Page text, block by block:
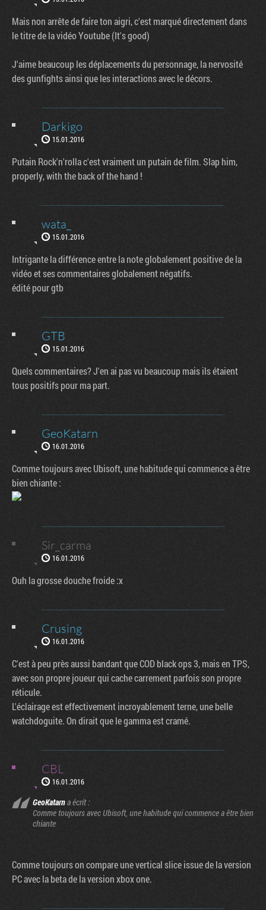
Mais non arrête de faire ton aigri, c'est marqué directement dans
le titre de la vidéo Youtube (It's good)
J'aime beaucoup les déplacements du personnage, la nervosité
des gunfights ainsi que les interactions avec le décors.
Darkigo
15.01.2016
Putain Rock'n'rolla c'est vraiment un putain de film. Slap him,
properly, with the back of the hand !
wata_
15.01.2016
Intrigante la différence entre la note globalement positive de la
vidéo et ses commentaires globalement négatifs.
édité pour gtb
GTB
15.01.2016
Quels commentaires? J'en ai pas vu beaucoup mais ils étaient
tous positifs pour ma part.
GeoKatarn
16.01.2016
Comme toujours avec Ubisoft, une habitude qui commence a être
bien chiante :
Sir_carma
16.01.2016
Ouh la grosse douche froide :x
Crusing
16.01.2016
C'est à peu près aussi bandant que COD black ops 3, mais en TPS,
avec son propre joueur qui cache carrement parfois son propre
réticule.
L'éclairage est effectivement incroyablement terne, une belle
watchdoguite. On dirait que le gamma est cramé.
CBL
16.01.2016
GeoKatarna écrit :
Comme toujours avec Ubisoft, une habitude qui commence a être bien
chiante
Comme toujours on compare une vertical slice issue de la version
PC avec la beta de la version xbox one.